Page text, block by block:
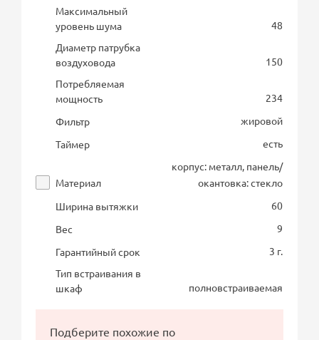
Максимальный
уровень шума
48
Диаметр патрубка
воздуховода
150
Потребляемая
мощность
234
Фильтр
жировой
Таймер
есть
Материал
корпус: металл, панель/
окантовка: стекло
Ширина вытяжки
60
Вес
9
Гарантийный срок
3 г.
Тип встраивания в
шкаф
полновстраиваемая
Подберите похожие по